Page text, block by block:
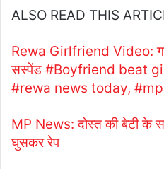
ALSO READ THIS
Rewa Girlfriend Video:
सस्पेंड #Boyfriend beat
#rewa news today,
MP News: दोस्त की बेटी के
घुसकर रेप